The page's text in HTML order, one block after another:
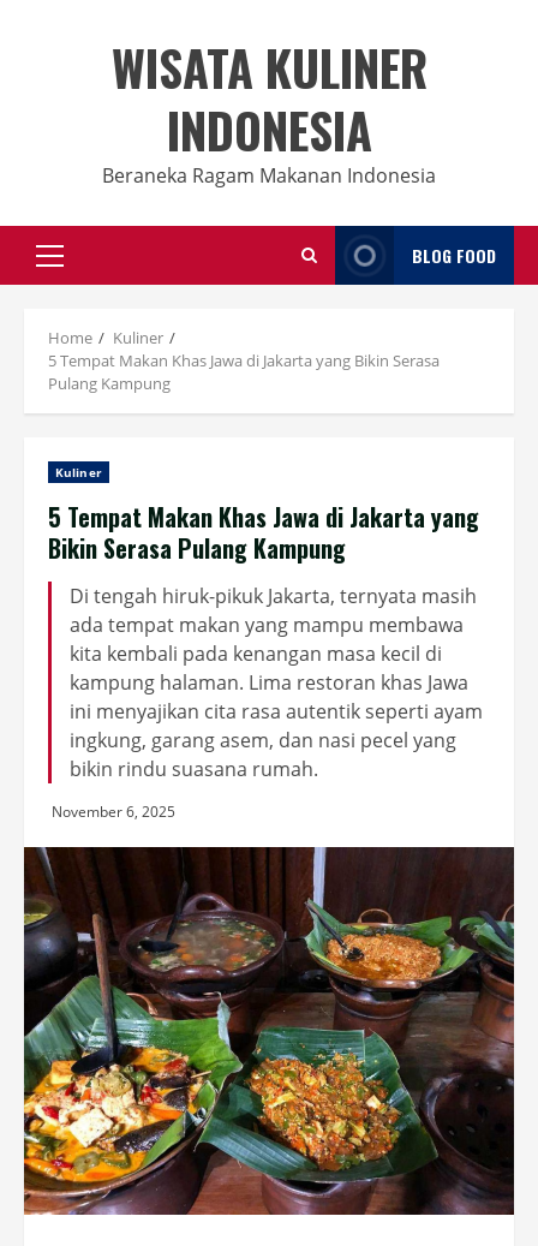
WISATA KULINER
INDONESIA
Beraneka Ragam Makanan Indonesia
Primary
Menu
BLOG FOOD
Home
Kuliner
5 Tempat Makan Khas Jawa di Jakarta yang Bikin Serasa
Pulang Kampung
Kuliner
5 Tempat Makan Khas Jawa di Jakarta yang
Bikin Serasa Pulang Kampung
Di tengah hiruk-pikuk Jakarta, ternyata masih
ada tempat makan yang mampu membawa
kita kembali pada kenangan masa kecil di
kampung halaman. Lima restoran khas Jawa
ini menyajikan cita rasa autentik seperti ayam
ingkung, garang asem, dan nasi pecel yang
bikin rindu suasana rumah.
November 6, 2025